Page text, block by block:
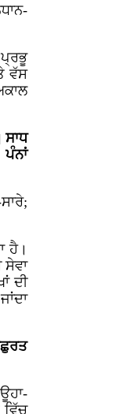
ਪ੍ਰਭੂ
ਵੱਸ
ਸਾਧ
ਹੈ।
ਸੇਵਾ
ਦੀ
ਵਿੱਚ